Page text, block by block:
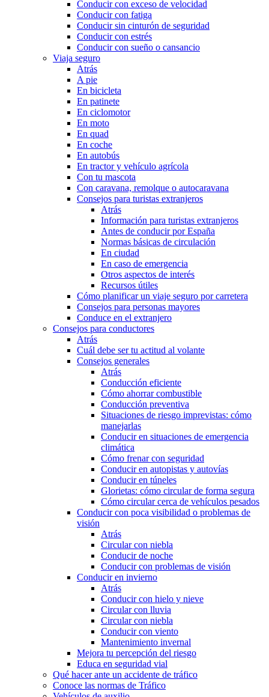
Conducir con exceso de velocidad
Conducir con fatiga
Conducir sin cinturón de seguridad
Conducir con estrés
Conducir con sueño o cansancio
Viaja seguro
Atrás
A pie
En bicicleta
En patinete
En ciclomotor
En moto
En quad
En coche
En autobús
En tractor y vehículo agrícola
Con tu mascota
Con caravana, remolque o autocaravana
Consejos para turistas extranjeros
Atrás
Información para turistas extranjeros
Antes de conducir por España
Normas básicas de circulación
En ciudad
En caso de emergencia
Otros aspectos de interés
Recursos útiles
Cómo planificar un viaje seguro por carretera
Consejos para personas mayores
Conduce en el extranjero
Consejos para conductores
Atrás
Cuál debe ser tu actitud al volante
Consejos generales
Atrás
Conducción eficiente
Cómo ahorrar combustible
Conducción preventiva
Situaciones de riesgo imprevistas: cómo
manejarlas
Conducir en situaciones de emergencia
climática
Cómo frenar con seguridad
Conducir en autopistas y autovías
Conducir en túneles
Glorietas: cómo circular de forma segura
Cómo circular cerca de vehículos pesados
Conducir con poca visibilidad o problemas de
visión
Atrás
Circular con niebla
Conducir de noche
Conducir con problemas de visión
Conducir en invierno
Atrás
Conducir con hielo y nieve
Circular con lluvia
Circular con niebla
Conducir con viento
Mantenimiento invernal
Mejora tu percepción del riesgo
Educa en seguridad vial
Qué hacer ante un accidente de tráfico
Conoce las normas de Tráfico